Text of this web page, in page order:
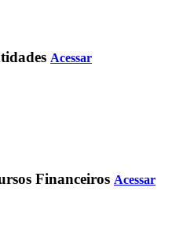
Acessar
Financeiros Acessar